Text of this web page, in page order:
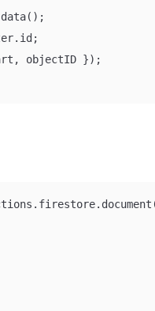
objectID });